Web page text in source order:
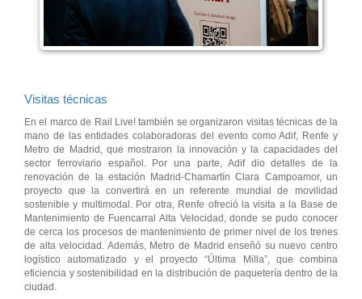
Visitas técnicas
En el marco de Rail Live! también se organizaron visitas técnicas de la
mano de las entidades colaboradoras del evento como Adif, Renfe y
Metro de Madrid, que mostraron la innovación y la capacidades del
sector ferroviario español. Por una parte, Adif dio detalles de la
renovación de la estación Madrid-Chamartín Clara Campoamor, un
proyecto que la convertirá en un referente mundial de movilidad
sostenible y multimodal. Por otra, Renfe ofreció la visita a la Base de
Mantenimiento de Fuencarral Alta Velocidad, donde se pudo conocer
de cerca los procesos de mantenimiento de primer nivel de los trenes
de alta velocidad. Además, Metro de Madrid enseñó su nuevo centro
logístico automatizado y el proyecto “Última Milla”, que combina
eficiencia y sostenibilidad en la distribución de paquetería dentro de la
ciudad.